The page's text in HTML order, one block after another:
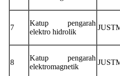
7
Katup pengarah
elektro hidrolik
8
Katup pengarah
elektromagnetik